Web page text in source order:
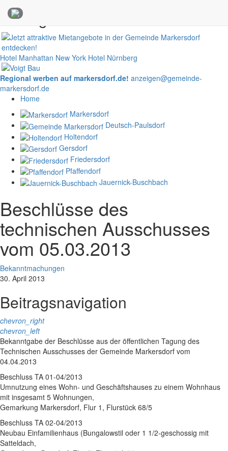
Anzeigen
Hotel Manhattan New York Hotel Nürnberg
Regional werben auf markersdorf.de! anzeigen@gemeinde-
markersdorf.de
Home
Markersdorf
Deutsch-Paulsdorf
Holtendorf
Gersdorf
Friedersdorf
Pfaffendorf
Jauernick-Buschbach
Beschlüsse des
technischen Ausschusses
vom 05.03.2013
Bekanntmachungen
30. April 2013
Beitragsnavigation
chevron_right
chevron_left
Bekanntgabe der Beschlüsse aus der öffentlichen Tagung des
Technischen Ausschusses der Gemeinde Markersdorf vom
04.04.2013
Beschluss TA 01-04/2013
Umnutzung eines Wohn- und Geschäftshauses zu einem Wohnhaus
mit insgesamt 5 Wohnungen,
Gemarkung Markersdorf, Flur 1, Flurstück 68/5
Beschluss TA 02-04/2013
Neubau Einfamilienhaus (Bungalowstil oder 1 1/2-geschossig mit
Satteldach,